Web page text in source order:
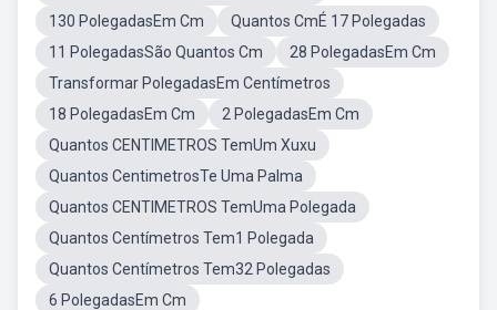
130 PolegadasEm Cm
Quantos CmÉ 17 Polegadas
11 PolegadasSão Quantos Cm
28 PolegadasEm Cm
Transformar PolegadasEm Centímetros
18 PolegadasEm Cm
2 PolegadasEm Cm
Quantos CENTIMETROS TemUm Xuxu
Quantos CentimetrosTe Uma Palma
Quantos CENTIMETROS TemUma Polegada
Quantos Centímetros Tem1 Polegada
Quantos Centímetros Tem32 Polegadas
6 PolegadasEm Cm